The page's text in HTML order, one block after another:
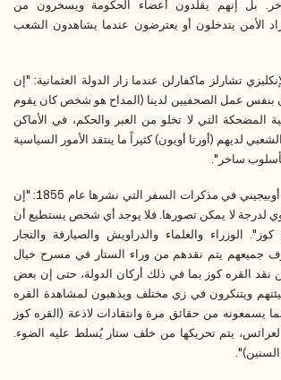
بل إنهم يقلدون أعضاء الحكومة ويسخرون من
الأمن يتدخلون أو يعترضون عندما يشاهدون الشعب
قال الإنكليزي تشارلز ماكفارلن عندما زار الدولة العثمانية: "إن
بنفس عمل الصحفيين لدينا (المداح هو شخص كان يقوم
المضحكة التي لا تخلو من العبر والحكم، في الأماكن
لديهم (أورتا أويون) كثيراً ما ينتقد الأمور السياسية
ساخر".
وقال الكاتب الفرنسي أوبيجيني في مذكرات السفر التي نشرها عام 1855: "إن
لدرجة لا يمكن تصورها. فلا يوجد أي شخص يستطيع أن
الوزراء والعلماء والدراويش والصيارفة والتجار
جميعهم يتم نقدهم من وراء الستار في مسرح خيال
نقد القره كوز بما في ذلك أركان الدولة، حتى إن بعض
هيئتهم ويتنكرون في زي مختلف ويذهبون لمشاهدة القره
يسمعونه من حقائق مرة وانتقادات لاذعة (القره كوز
يتم تحريكها من خلف ستار يُسلط عليه الضوء.
السنين)".